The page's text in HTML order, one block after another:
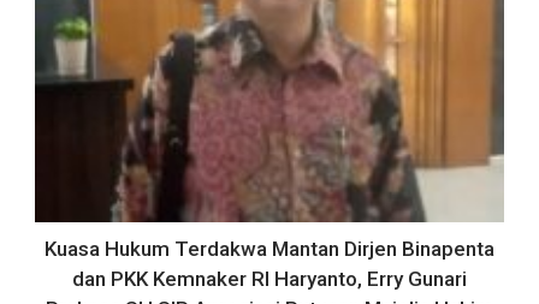
Kuasa Hukum Terdakwa Mantan Dirjen Binapenta
dan PKK Kemnaker RI Haryanto, Erry Gunari